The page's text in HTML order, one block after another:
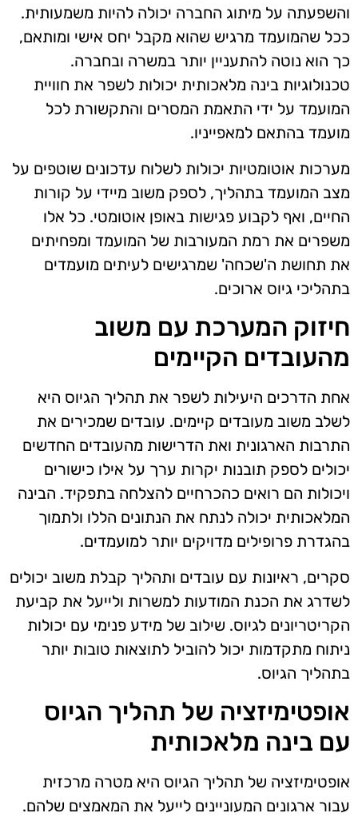
והשפעתה על מיתוג החברה יכולה להיות משמעותית.
ככל שהמועמד מרגיש שהוא מקבל יחס אישי ומותאם,
כך הוא נוטה להתעניין יותר במשרה ובחברה.
טכנולוגיות בינה מלאכותית יכולות לשפר את חוויית
המועמד על ידי התאמת המסרים והתקשורת לכל
מועמד בהתאם למאפייניו.
מערכות אוטומטיות יכולות לשלוח עדכונים שוטפים על
מצב המועמד בתהליך, לספק משוב מיידי על קורות
החיים, ואף לקבוע פגישות באופן אוטומטי. כל אלו
משפרים את רמת המעורבות של המועמד ומפחיתים
את תחושת ה'שכחה' שמרגישים לעיתים מועמדים
בתהליכי גיוס ארוכים.
חיזוק המערכת עם משוב
מהעובדים הקיימים
אחת הדרכים היעילות לשפר את תהליך הגיוס היא
לשלב משוב מעובדים קיימים. עובדים שמכירים את
התרבות הארגונית ואת הדרישות מהעובדים החדשים
יכולים לספק תובנות יקרות ערך על אילו כישורים
ויכולות הם רואים כהכרחיים להצלחה בתפקיד. הבינה
המלאכותית יכולה לנתח את הנתונים הללו ולתמוך
בהגדרת פרופילים מדויקים יותר למועמדים.
סקרים, ראיונות עם עובדים ותהליך קבלת משוב יכולים
לשדרג את הכנת המודעות למשרות ולייעל את קביעת
הקריטריונים לגיוס. שילוב של מידע פנימי עם יכולות
ניתוח מתקדמות יכול להוביל לתוצאות טובות יותר
בתהליך הגיוס.
אופטימיזציה של תהליך הגיוס
עם בינה מלאכותית
אופטימיזציה של תהליך הגיוס היא מטרה מרכזית
עבור ארגונים המעוניינים לייעל את המאמצים שלהם.